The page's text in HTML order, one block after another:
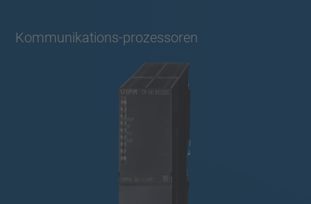
Kommunikations-prozessoren